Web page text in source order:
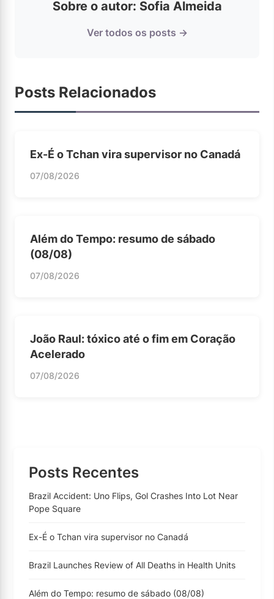
Sobre o autor: Sofia Almeida
Ver todos os posts →
Posts Relacionados
Ex-É o Tchan vira supervisor no Canadá
07/08/2026
Além do Tempo: resumo de sábado
(08/08)
07/08/2026
João Raul: tóxico até o fim em Coração
Acelerado
07/08/2026
Posts Recentes
Brazil Accident: Uno Flips, Gol Crashes Into Lot Near
Pope Square
Ex-É o Tchan vira supervisor no Canadá
Brazil Launches Review of All Deaths in Health Units
Além do Tempo: resumo de sábado (08/08)